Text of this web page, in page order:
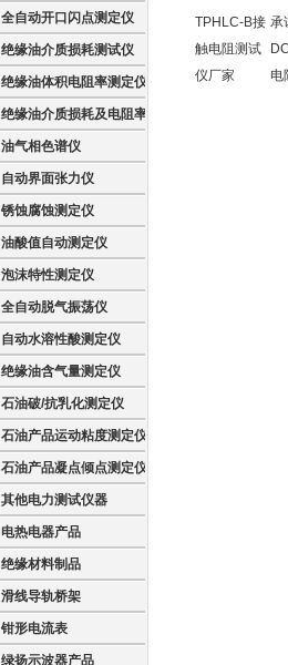
全自动开口闪点测定仪
绝缘油介质损耗测试仪
绝缘油体积电阻率测定仪
绝缘油介质损耗及电阻率测试仪
油气相色谱仪
自动界面张力仪
锈蚀腐蚀测定仪
油酸值自动测定仪
泡沫特性测定仪
全自动脱气振荡仪
自动水溶性酸测定仪
绝缘油含气量测定仪
石油破/抗乳化测定仪
石油产品运动粘度测定仪
石油产品凝点倾点测定仪
其他电力测试仪器
电热电器产品
绝缘材料制品
滑线导轨桥架
钳形电流表
绿扬示波器产品
TPHLC-B接
触电阻测试
仪厂家
承
电